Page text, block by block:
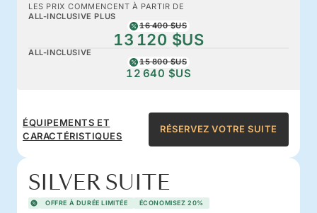
LES PRIX COMMENCENT À PARTIR DE
ALL-INCLUSIVE PLUS
16 400 $US
13 120 $US
ALL-INCLUSIVE
15 800 $US
12 640 $US
ÉQUIPEMENTS ET
CARACTÉRISTIQUES
RÉSERVEZ VOTRE SUITE
SILVER SUITE
OFFRE À DURÉE LIMITÉE ÉCONOMISEZ 20%